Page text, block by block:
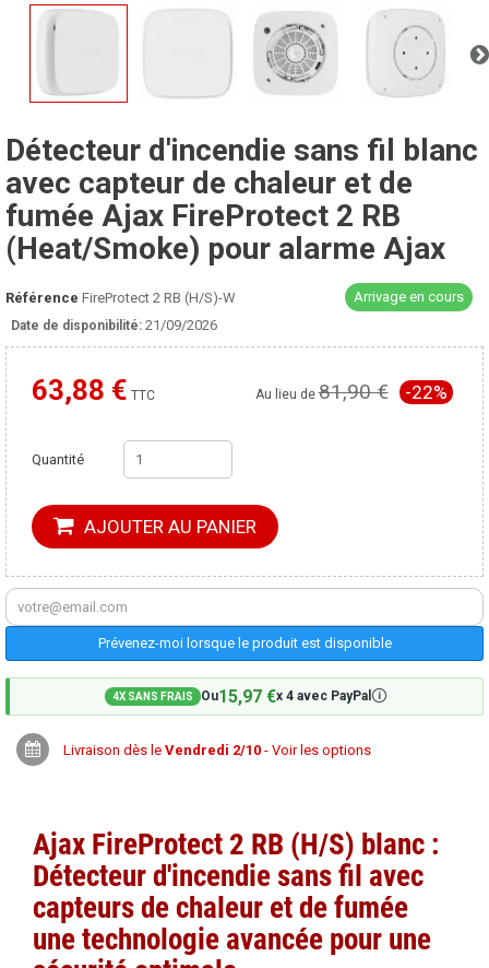
Détecteur d'incendie sans fil blanc
avec capteur de chaleur et de
fumée Ajax FireProtect 2 RB
(Heat/Smoke) pour alarme Ajax
Référence FireProtect 2 RB (H/S)-W Arrivage en cours
Date de disponibilité: 21/09/2026
63,88 € TTC
Moins cher ailleurs ? Au lieu de81,90 € -22%
Quantité
AJOUTER AU PANIER
Prévenez-moi lorsque le produit est disponible
4X SANS FRAIS Ou15,97 €x 4 avec PayPal 🛈
Livraison dès le Vendredi 2/10 - Voir les options
Ajax FireProtect 2 RB (H/S) blanc :
Détecteur d'incendie sans fil avec
capteurs de chaleur et de fumée
une technologie avancée pour une